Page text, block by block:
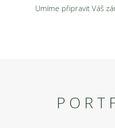
Umíme připravit Váš